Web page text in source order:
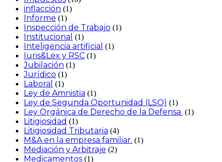
inflacción (1)
Informe (1)
Inspección de Trabajo (1)
Institucional (1)
Inteligencia artificial (1)
Iuris&Lex y RSC (1)
Jubilación (1)
Jurídico (1)
Laboral (1)
Ley de Amnistia (1)
Ley de Segunda Oportunidad (LSO) (1)
Ley Orgánica de Derecho de la Defensa (1)
Litigiosidad (1)
Litigiosidad Tributaria (4)
M&A en la empresa familiar. (1)
Mediación y Arbitraje (2)
Medicamentos (1)